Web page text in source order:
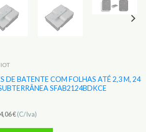
DE BATENTE COM FOLHAS ATÉ 2,3 M, 24
SFAB2124BDKCE
€(C/Iva)